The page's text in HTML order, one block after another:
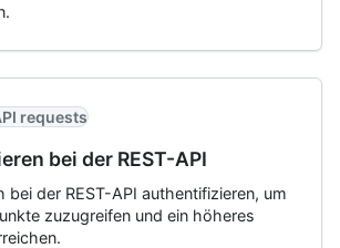
requests
bei der REST-API
bei der REST-API authentifizieren, um
zuzugreifen und ein höheres